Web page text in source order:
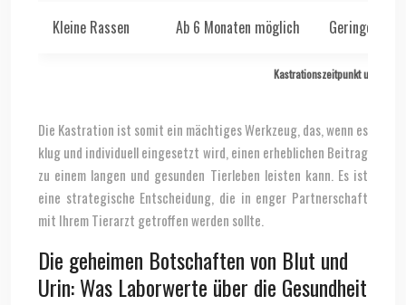
Kastrationszeitpunkt und
Kleine Rassen Ab 6 Monaten möglich Geringes
Die Kastration ist somit ein mächtiges Werkzeug, das, wenn es
klug und individuell eingesetzt wird, einen erheblichen Beitrag
zu einem langen und gesunden Tierleben leisten kann. Es ist
eine strategische Entscheidung, die in enger Partnerschaft
mit Ihrem Tierarzt getroffen werden sollte.
Die geheimen Botschaften von Blut und
Urin: Was Laborwerte über die Gesundheit